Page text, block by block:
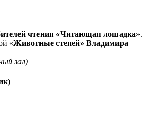
чтения «Читающая лошадка».
«Животные степей» Владимира
зал)